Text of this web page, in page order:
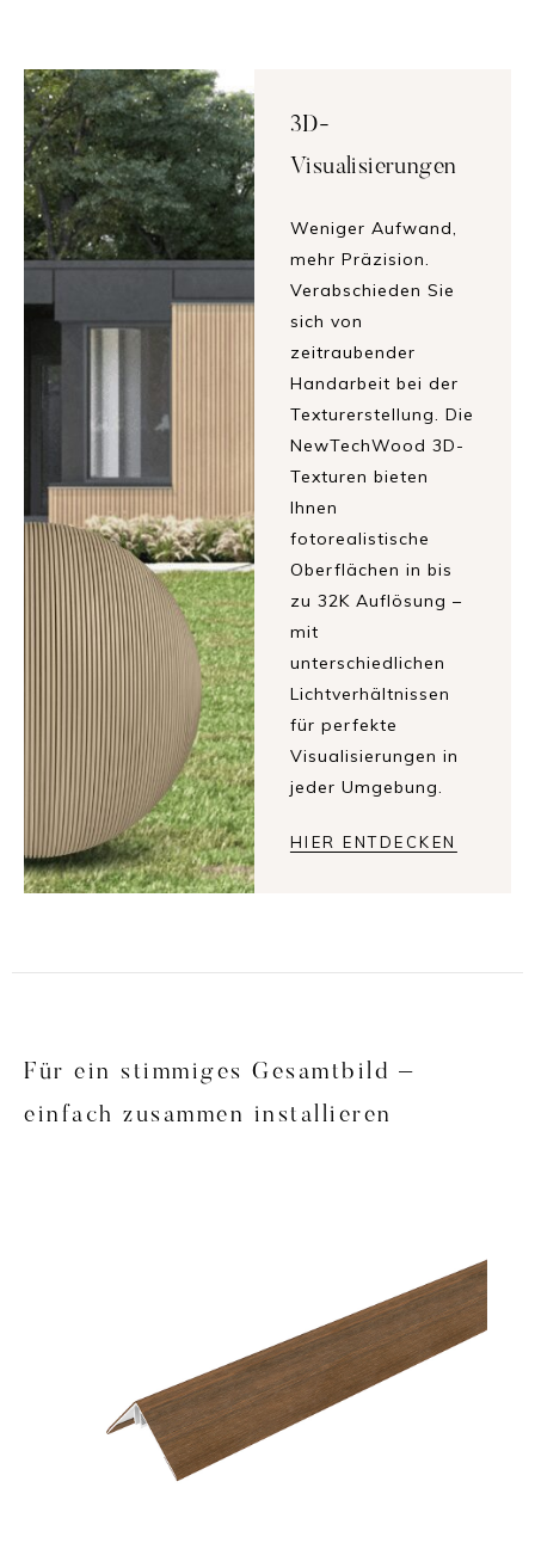
3D-
Visualisierungen
Weniger Aufwand,
mehr Präzision.
Verabschieden Sie
sich von
zeitraubender
Handarbeit bei der
Texturerstellung. Die
NewTechWood 3D-
Texturen bieten
Ihnen
fotorealistische
Oberflächen in bis
zu 32K Auflösung –
mit
unterschiedlichen
Lichtverhältnissen
für perfekte
Visualisierungen in
jeder Umgebung.
HIER ENTDECKEN
Für ein stimmiges Gesamtbild –
einfach zusammen installieren